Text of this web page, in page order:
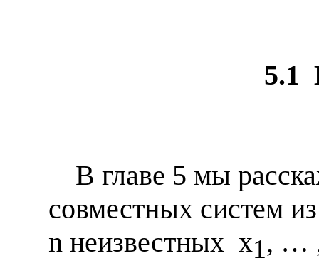
5.1
В главе 5 мы
совместных систем
n неизвестных x1, …